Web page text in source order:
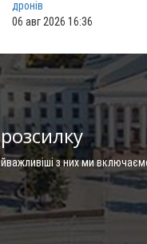
дронів
06 авг 2026 16:36
з них ми